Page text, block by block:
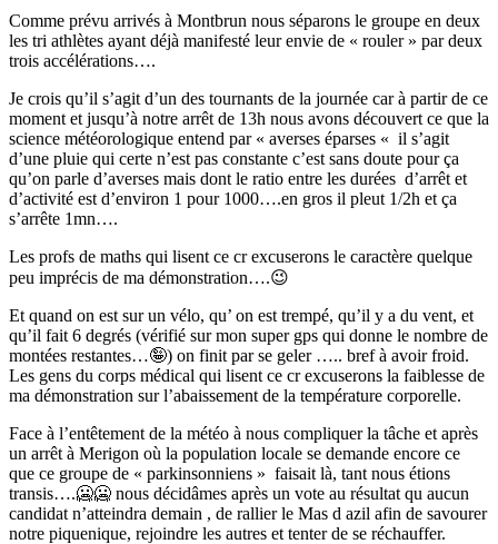
Comme prévu arrivés à Montbrun nous séparons le groupe en deux
les tri athlètes ayant déjà manifesté leur envie de « rouler » par deux
trois accélérations….
Je crois qu’il s’agit d’un des tournants de la journée car à partir de ce
moment et jusqu’à notre arrêt de 13h nous avons découvert ce que la
science météorologique entend par « averses éparses « il s’agit
d’une pluie qui certe n’est pas constante c’est sans doute pour ça
qu’on parle d’averses mais dont le ratio entre les durées d’arrêt et
d’activité est d’environ 1 pour 1000….en gros il pleut 1/2h et ça
s’arrête 1mn….
Les profs de maths qui lisent ce cr excuserons le caractère quelque
peu imprécis de ma démonstration….😉
Et quand on est sur un vélo, qu’ on est trempé, qu’il y a du vent, et
qu’il fait 6 degrés (vérifié sur mon super gps qui donne le nombre de
montées restantes…🤪) on finit par se geler ….. bref à avoir froid.
Les gens du corps médical qui lisent ce cr excuserons la faiblesse de
ma démonstration sur l’abaissement de la température corporelle.
Face à l’entêtement de la météo à nous compliquer la tâche et après
un arrêt à Merigon où la population locale se demande encore ce
que ce groupe de « parkinsonniens » faisait là, tant nous étions
transis….🥶🥶 nous décidâmes après un vote au résultat qu aucun
candidat n’atteindra demain , de rallier le Mas d azil afin de savourer
notre piquenique, rejoindre les autres et tenter de se réchauffer.